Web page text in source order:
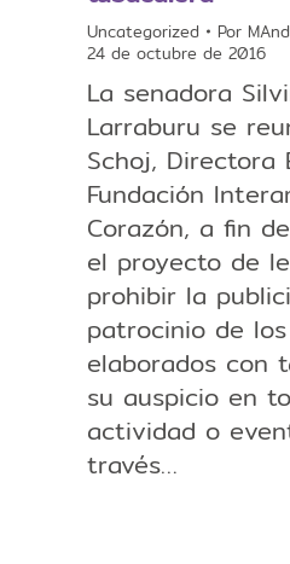
Uncategorized Por
24 de octubre de 2016
La senadora
Larraburu se
Schoj,
Fundación
Corazón, a fin
el proyecto de
prohibir la
patrocinio de
elaborados con
su auspicio en
actividad o
través…